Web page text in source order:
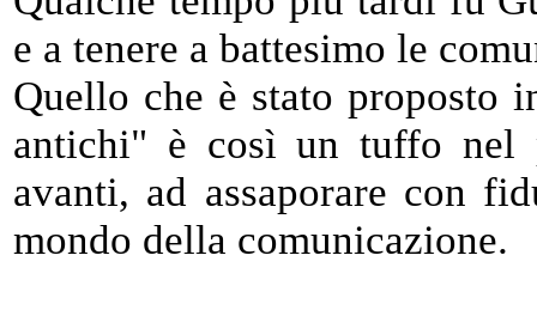
e a tenere a battesimo le
Quello che è stato proposto
antichi" è così un tuffo nel
avanti, ad assaporare con
mondo della comunicazione.